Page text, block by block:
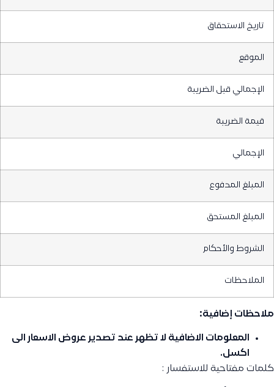
تاريخ الاستحقاق
الموقع
الإجمالي قبل الضريبة
قيمة الضريبة
الإجمالي
المبلغ المدفوع
المبلغ المستحق
الشروط والأحكام
الملاحظات
ملاحظات إضافية:
المعلومات الاضافية لا تظهر عند تصدير عروض الاسعار الى
اكسل.
كلمات مفتاحية للاستفسار :